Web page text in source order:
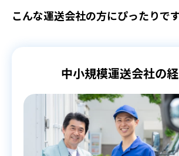
こんな運送会社の方にぴったりで
中小規模運送会社の